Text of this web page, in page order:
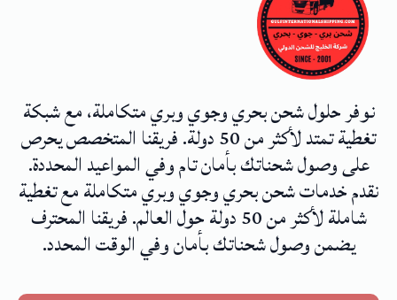
نوفر حلول شحن بحري وجوي وبري متكاملة، مع شبكة
تغطية تمتد لأكثر من 50 دولة. فريقنا المتخصص يحرص
على وصول شحناتك بأمان تام وفي المواعيد المحددة.
نقدم خدمات شحن بحري وجوي وبري متكاملة مع تغطية
شاملة لأكثر من 50 دولة حول العالم. فريقنا المحترف
يضمن وصول شحناتك بأمان وفي الوقت المحدد.